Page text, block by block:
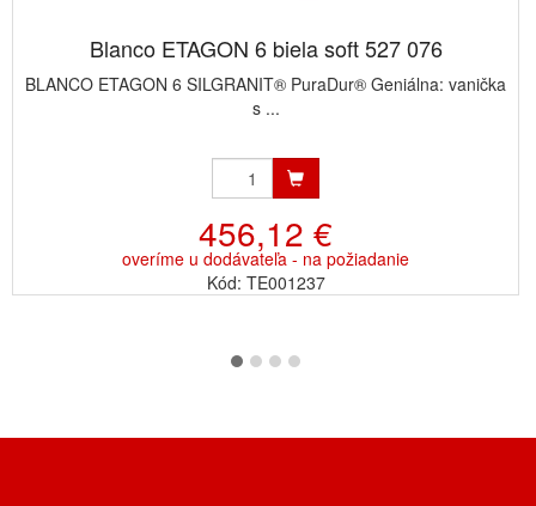
Blanco ETAGON 6 biela soft 527 076
BLANCO ETAGON 6 SILGRANIT® PuraDur® Geniálna: vanička
s ...
456,12 €
overíme u dodávateľa - na požiadanie
Kód: TE001237